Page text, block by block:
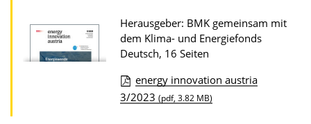
n
z
u
P
u
Herausgeber: BMK gemeinsam mit
dem Klima- und Energiefonds
Deutsch, 16 Seiten
D
energy innovation austria
3/2023 (pdf, 3.82 MB)